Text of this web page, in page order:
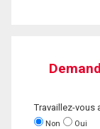
Travaillez-vous
Non Oui